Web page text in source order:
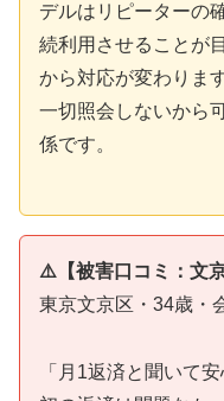
デルはリピーターの
続利用させることが
から対応が変わりま
一切照会しないから
係です。
⚠️【被害口コミ：文
東京文京区・34歳・
「月1返済と聞いて